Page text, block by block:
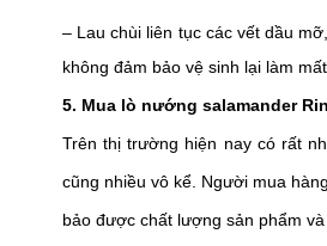
– Lau chùi liên tục các vết dầu
không đảm bảo vệ sinh lại làm
5. Mua lò nướng salamander
Trên thị trường hiện nay có rất
cũng nhiều vô kể. Người mua
bảo được chất lượng sản phẩm